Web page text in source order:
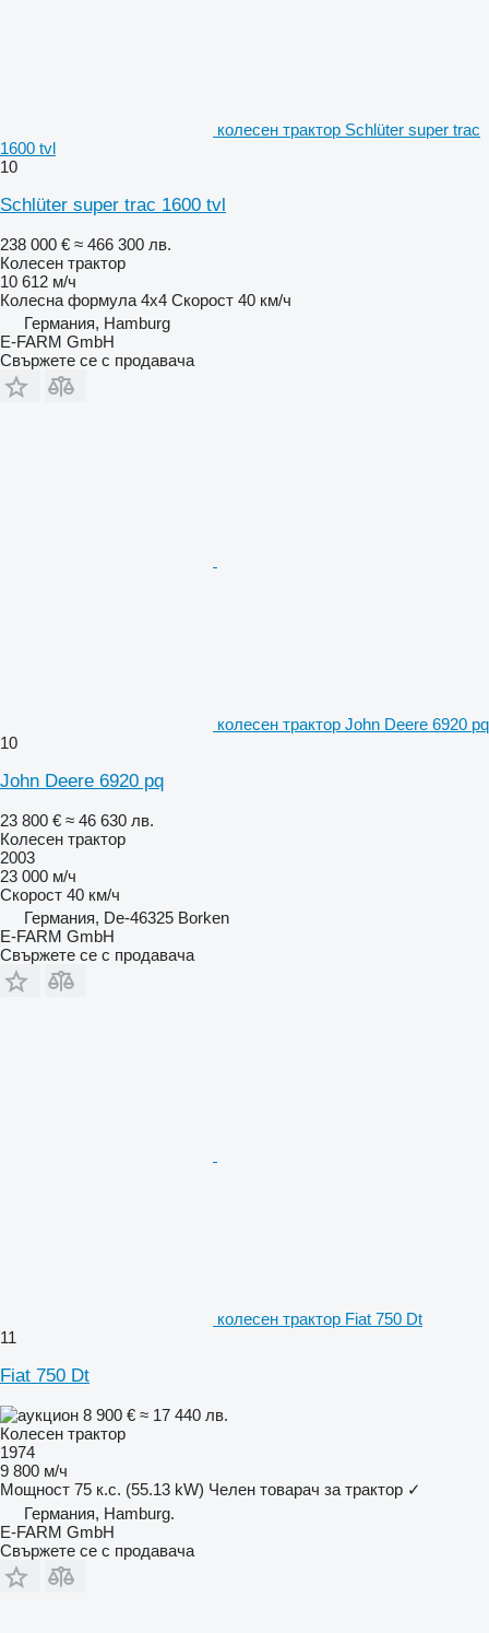
колесен трактор Schlüter super trac
1600 tvl
10
Schlüter super trac 1600 tvl
238 000 € ≈ 466 300 лв.
Колесен трактор
10 612 м/ч
Колесна формула 4x4 Скорост 40 км/ч
Германия, Hamburg
E-FARM GmbH
Свържете се с продавача
колесен трактор John Deere 6920 pq
10
John Deere 6920 pq
23 800 € ≈ 46 630 лв.
Колесен трактор
2003
23 000 м/ч
Скорост 40 км/ч
Германия, De-46325 Borken
E-FARM GmbH
Свържете се с продавача
колесен трактор Fiat 750 Dt
11
Fiat 750 Dt
8 900 € ≈ 17 440 лв.
Колесен трактор
1974
9 800 м/ч
Мощност 75 к.с. (55.13 kW) Челен товарач за трактор ✓
Германия, Hamburg.
E-FARM GmbH
Свържете се с продавача